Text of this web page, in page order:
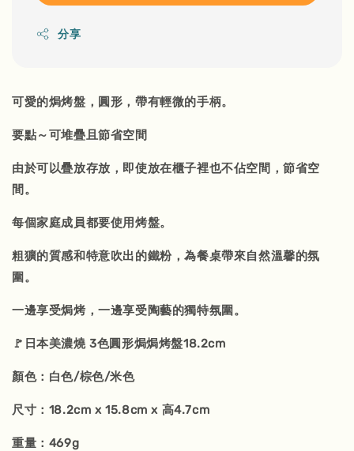
分享
可愛的焗烤盤，圓形，帶有輕微的手柄。
要點～可堆疊且節省空間
由於可以疊放存放，即使放在櫃子裡也不佔空間，節省空
間。
每個家庭成員都要使用烤盤。
粗獷的質感和特意吹出的鐵粉，為餐桌帶來自然溫馨的氛
圍。
一邊享受焗烤，一邊享受陶藝的獨特氛圍。
🚩日本美濃燒 3色圓形焗焗烤盤18.2cm
顏色：白色/棕色/米色
尺寸：18.2cm x 15.8cm x 高4.7cm
重量：469g